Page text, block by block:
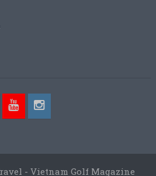
- Vietnam Golf Magazine